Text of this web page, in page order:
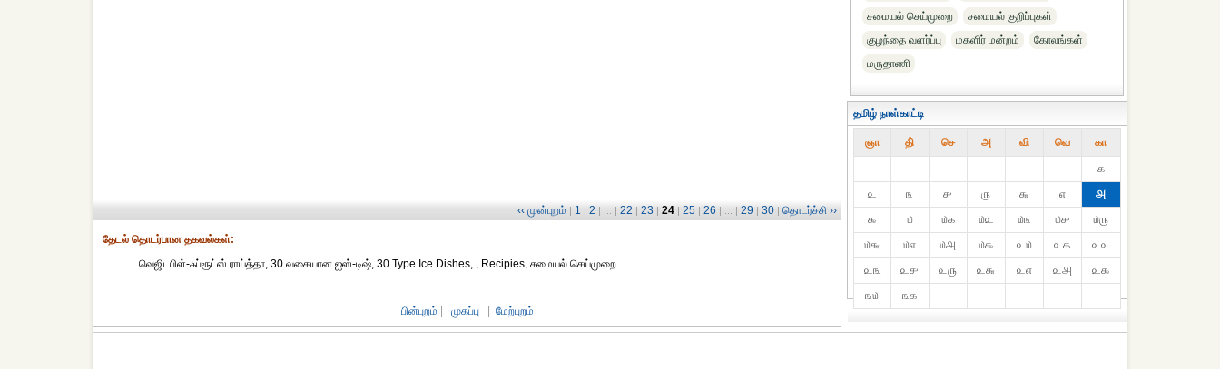
‹‹ முன்புறம் | 1 | 2 | ... | 22 | 23 | 24 | 25 | 26 | ... | 29 | 30 | தொடர்ச்சி ››
தேட‌ல் தொட‌ர்பான தகவ‌ல்க‌ள்:
வெஜிடபிள்-ஃப்ரூட்ஸ் ராய்த்தா, 30 வகையான ஐஸ்-டிஷ், 30 Type Ice Dishes, , Recipies, சமையல் செய்முறை
பின்புறம் முகப்பு மேற்புறம்
சமையல் செய்முறை
சமையல் குறிப்புகள்
குழந்தை வளர்ப்பு
மகளிர் மன்றம்
கோலங்கள்
மருதாணி
தமிழ் நாள்காட்டி
ஞா தி் செ அ வி வெ கா
௧
௨
௩ ௪ ௫ ௬ ௭
௮
௯
௰ ௰௧ ௰௨ ௰௩ ௰௪
௰௫
௰௬
௰௭ ௰௮ ௰௯ ௨௰ ௨௧
௨௨
௨௩
௨௪ ௨௫ ௨௬ ௨௭ ௨௮
௨௯
௩௰
௩௧